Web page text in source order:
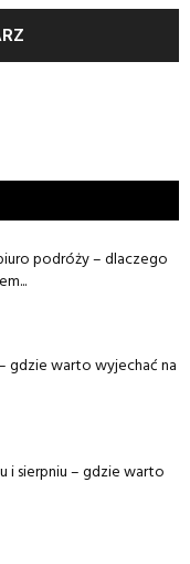
podróży – dlaczego
gdzie warto wyjechać na
i sierpniu – gdzie warto